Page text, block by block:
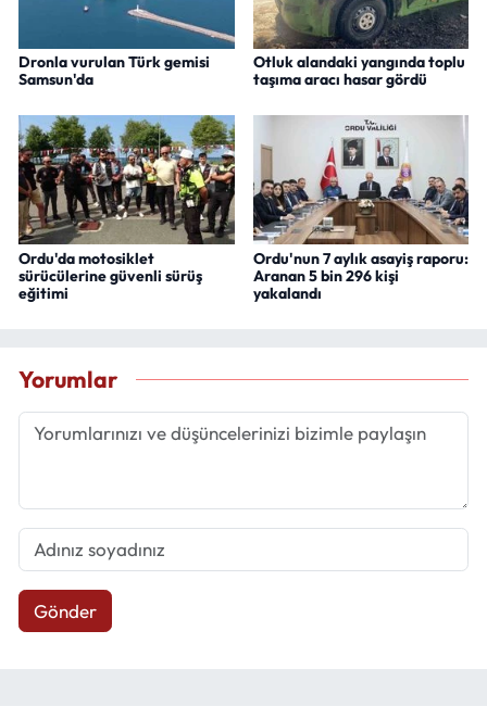
Dronla vurulan Türk gemisi
Samsun'da
Otluk alandaki yangında toplu
taşıma aracı hasar gördü
Ordu'da motosiklet
sürücülerine güvenli sürüş
eğitimi
Ordu'nun 7 aylık asayiş raporu:
Aranan 5 bin 296 kişi
yakalandı
Yorumlar
Gönder